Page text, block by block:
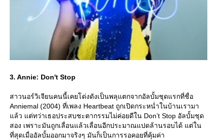
3. Annie: Don't Stop
สาวนอร์วิเจียนคนนี้เคยโด่งดังเป็นพลุแตกจากอัลบั้มชุดแรกที่ชื่อ
Anniemal (2004) ที่เพลง Heartbeat ถูกเปิดกระหน่ำในบ้านเรามา
ล้ว แต่ทว่าเธอประสบชะตากรรมไม่ค่อยดีใน Don’t Stop อัลบั้มชุด
สอง เพราะมันถูกเลื่อนแล้วเลื่อนอีกประมาณแปดล้านรอบได้ แต่ใน
ที่สุดเมื่ออัลบั้มออกมาจริงๆ มันก็เป็นการรอคอยที่คุ้มค่า